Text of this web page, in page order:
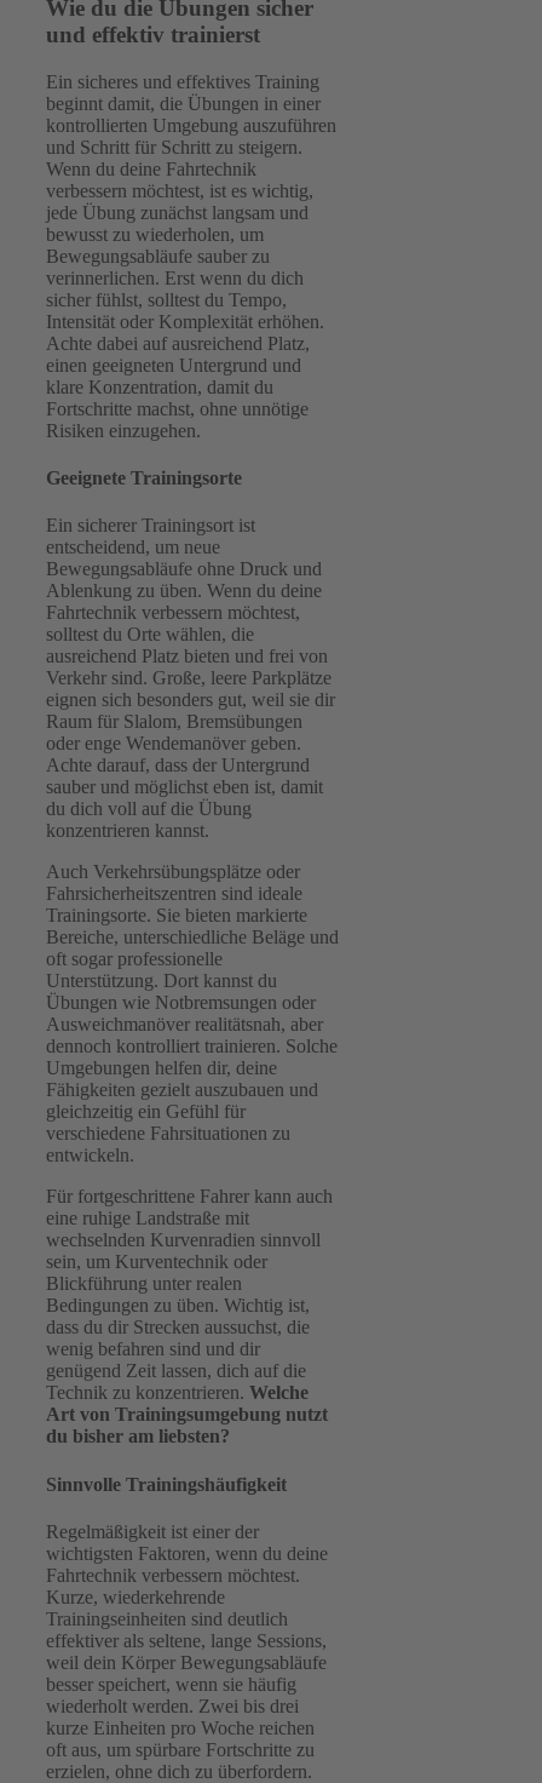
Wie du die Übungen sicher
und effektiv trainierst
Ein sicheres und effektives Training
beginnt damit, die Übungen in einer
kontrollierten Umgebung auszuführen
und Schritt für Schritt zu steigern.
Wenn du deine Fahrtechnik
verbessern möchtest, ist es wichtig,
jede Übung zunächst langsam und
bewusst zu wiederholen, um
Bewegungsabläufe sauber zu
verinnerlichen. Erst wenn du dich
sicher fühlst, solltest du Tempo,
Intensität oder Komplexität erhöhen.
Achte dabei auf ausreichend Platz,
einen geeigneten Untergrund und
klare Konzentration, damit du
Fortschritte machst, ohne unnötige
Risiken einzugehen.
Geeignete Trainingsorte
Ein sicherer Trainingsort ist
entscheidend, um neue
Bewegungsabläufe ohne Druck und
Ablenkung zu üben. Wenn du deine
Fahrtechnik verbessern möchtest,
solltest du Orte wählen, die
ausreichend Platz bieten und frei von
Verkehr sind. Große, leere Parkplätze
eignen sich besonders gut, weil sie dir
Raum für Slalom, Bremsübungen
oder enge Wendemanöver geben.
Achte darauf, dass der Untergrund
sauber und möglichst eben ist, damit
du dich voll auf die Übung
konzentrieren kannst.
Auch Verkehrsübungsplätze oder
Fahrsicherheitszentren sind ideale
Trainingsorte. Sie bieten markierte
Bereiche, unterschiedliche Beläge und
oft sogar professionelle
Unterstützung. Dort kannst du
Übungen wie Notbremsungen oder
Ausweichmanöver realitätsnah, aber
dennoch kontrolliert trainieren. Solche
Umgebungen helfen dir, deine
Fähigkeiten gezielt auszubauen und
gleichzeitig ein Gefühl für
verschiedene Fahrsituationen zu
entwickeln.
Für fortgeschrittene Fahrer kann auch
eine ruhige Landstraße mit
wechselnden Kurvenradien sinnvoll
sein, um Kurventechnik oder
Blickführung unter realen
Bedingungen zu üben. Wichtig ist,
dass du dir Strecken aussuchst, die
wenig befahren sind und dir
genügend Zeit lassen, dich auf die
Technik zu konzentrieren. Welche
Art von Trainingsumgebung nutzt
du bisher am liebsten?
Sinnvolle Trainingshäufigkeit
Regelmäßigkeit ist einer der
wichtigsten Faktoren, wenn du deine
Fahrtechnik verbessern möchtest.
Kurze, wiederkehrende
Trainingseinheiten sind deutlich
effektiver als seltene, lange Sessions,
weil dein Körper Bewegungsabläufe
besser speichert, wenn sie häufig
wiederholt werden. Zwei bis drei
kurze Einheiten pro Woche reichen
oft aus, um spürbare Fortschritte zu
erzielen, ohne dich zu überfordern.